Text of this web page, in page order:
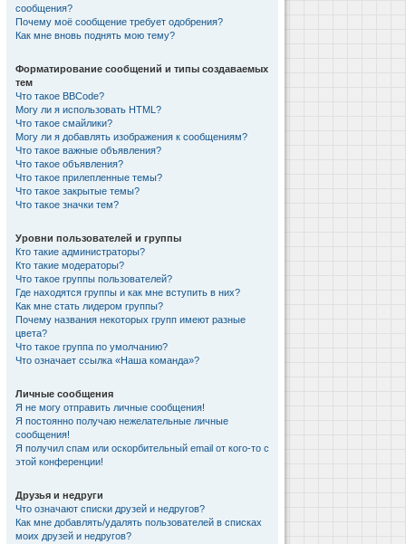
сообщения?
Почему моё сообщение требует одобрения?
Как мне вновь поднять мою тему?
Форматирование сообщений и типы создаваемых
тем
Что такое BBCode?
Могу ли я использовать HTML?
Что такое смайлики?
Могу ли я добавлять изображения к сообщениям?
Что такое важные объявления?
Что такое объявления?
Что такое прилепленные темы?
Что такое закрытые темы?
Что такое значки тем?
Уровни пользователей и группы
Кто такие администраторы?
Кто такие модераторы?
Что такое группы пользователей?
Где находятся группы и как мне вступить в них?
Как мне стать лидером группы?
Почему названия некоторых групп имеют разные
цвета?
Что такое группа по умолчанию?
Что означает ссылка «Наша команда»?
Личные сообщения
Я не могу отправить личные сообщения!
Я постоянно получаю нежелательные личные
сообщения!
Я получил спам или оскорбительный email от кого-то с
этой конференции!
Друзья и недруги
Что означают списки друзей и недругов?
Как мне добавлять/удалять пользователей в списках
моих друзей и недругов?